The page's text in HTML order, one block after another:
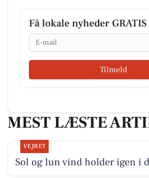
Få lokale nyheder GRATIS
Email
Tilmeld
MEST LÆSTE
VEJRET
Sol og lun vind holder igen i